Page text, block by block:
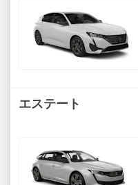
エステート